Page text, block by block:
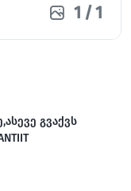
1 /1
გვაქვს